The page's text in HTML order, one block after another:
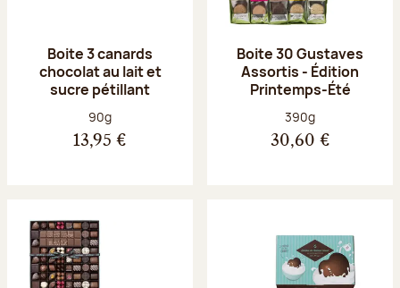
Boite 3 canards
chocolat au lait et
sucre pétillant
Poids net :
90g
13,95 €
Boite 30 Gustaves
Assortis - Édition
Printemps-Été
Poids net :
390g
30,60 €